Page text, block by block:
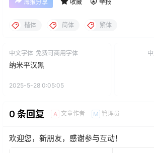
海报分享 收藏 举报
楷体 简体 繁体
中文字体 免费可商用字体
纳米平汉黑
2025-5-28 0:05:05
0 条回复 A 文章作者 M 管理员
欢迎您，新朋友，感谢参与互动！